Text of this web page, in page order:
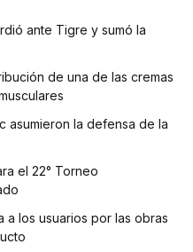
ante Tigre y sumó la
de una de las cremas
asumieron la defensa de la
el 22° Torneo
a los usuarios por las obras